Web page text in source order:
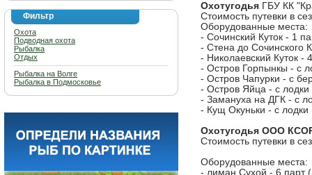
Фильтр
Охота
Подводная охота
Рыбалка
Отдых
Рыбалка на Волге
Рыбалка в Подмосковье
Охотугодья ГБУ КК
Стоимость путевки в
Оборудованные места:
- Сочинский Куток - 1
- Стена до Сочинского
- Николаевский Куток -
- Остров Горпынкы - с
- Остров Чапурки - с
- Остров Яйца - с лодки
- Замануха на ДГК - с
- Кущ Окуньки - с лодки
Охотугодья ООО
Стоимость путевки в
Оборудованные места:
- лиман Сухой - 6 парт